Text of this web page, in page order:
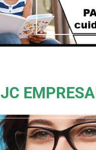
JC